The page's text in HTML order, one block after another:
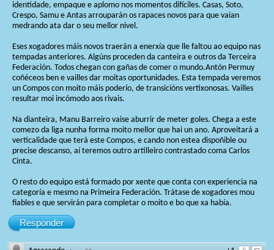
identidade, empaque e aplomo nos momentos difíciles. Casas, Soto,
Crespo, Samu e Antas arrouparán os rapaces novos para que vaian
medrando ata dar o seu mellor nivel.
Eses xogadores máis novos traerán a enerxía que lle faltou ao equipo nas
tempadas anteriores. Algúns proceden da canteira e outros da Terceira
Federación. Todos chegan con gañas de comer o mundo.Antón Permuy
coñéceos ben e vailles dar moitas oportunidades. Esta tempada veremos
un Compos con moito máis poderío, de transicións vertixonosas. Vailles
resultar moi incómodo aos rivais.
Na dianteira, Manu Barreiro vaise aburrir de meter goles. Chega a este
comezo da liga nunha forma moito mellor que hai un ano. Aproveitará a
verticalidade que terá este Compos, e cando non estea dispoñible ou
precise descanso, aí teremos outro artilleiro contrastado coma Carlos
Cinta.
O resto do equipo está formado por xente que conta con experiencia na
categoría e mesmo na Primeira Federación. Trátase de xogadores mou
fiables e que servirán para completar o moito e bo que xa había.
Responder